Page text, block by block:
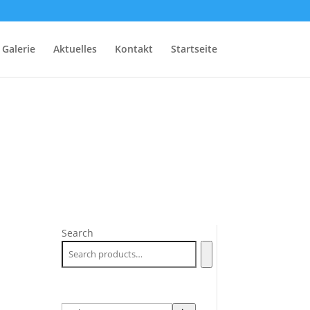
Galerie Aktuelles Kontakt Startseite
Search